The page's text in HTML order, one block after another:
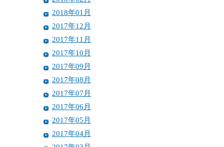
2018年01月
2017年12月
2017年11月
2017年10月
2017年09月
2017年08月
2017年07月
2017年06月
2017年05月
2017年04月